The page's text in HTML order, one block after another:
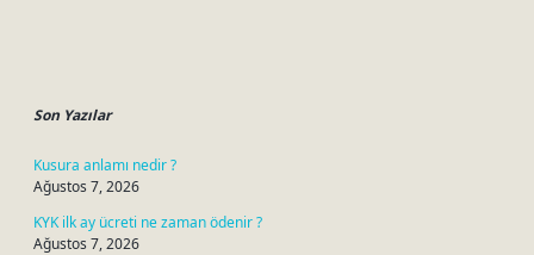
Son Yazılar
Kusura anlamı nedir ?
Ağustos 7, 2026
KYK ilk ay ücreti ne zaman ödenir ?
Ağustos 7, 2026